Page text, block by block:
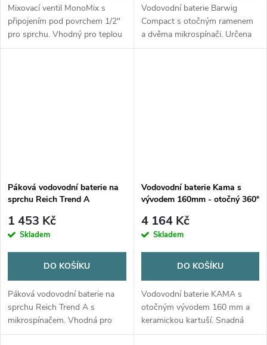
Mixovací ventil MonoMix s
připojením pod povrchem 1/2"
pro sprchu. Vhodný pro teplou
i studenou vodu, s
Vodovodní baterie Barwig
Compact s otočným ramenem
a dvěma mikrospínači. Určena
pro karavany, max. tlak 3 bar,
Páková vodovodní baterie na
sprchu Reich Trend A
1 453 Kč
Skladem
DO KOŠÍKU
Páková vodovodní baterie na
sprchu Reich Trend A s
mikrospínačem. Vhodná pro
montáž na stěnu, instalační
Vodovodní baterie Kama s
vývodem 160mm - otočný 360°
4 164 Kč
Skladem
DO KOŠÍKU
Vodovodní baterie KAMA s
otočným vývodem 160 mm a
keramickou kartuší. Snadná
montáž s flexibilními hadicemi